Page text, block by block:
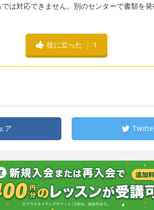
では対応できません。別のセンターで書類を
役に立った 1
ア